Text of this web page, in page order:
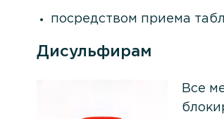
посредством приема
Дисульфирам
Все